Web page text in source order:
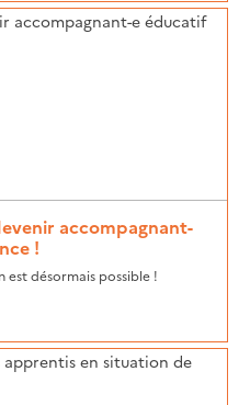
accompagnant-
!
est désormais possible !